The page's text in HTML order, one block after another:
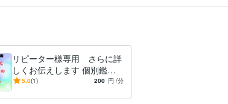
リピーター様専用 さらに詳
しくお伝えします 個別鑑定
からさらに深くお互いを理解
5.0(1) 200 円 /分